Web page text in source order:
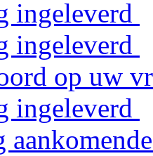
ingeleverd
ingeleverd
op uw
ingeleverd